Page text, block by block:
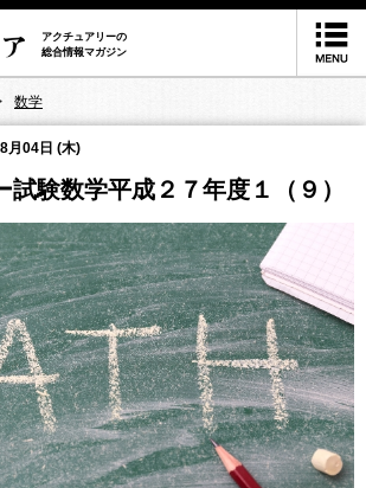
アクチュアリーの
総合情報マガジン
数学
月04日 (木)
試験数学平成２７年度１（９）